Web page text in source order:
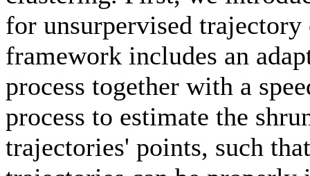
for unsurpervised
framework includes an
process together with a
process to estimate the
trajectories' points, such